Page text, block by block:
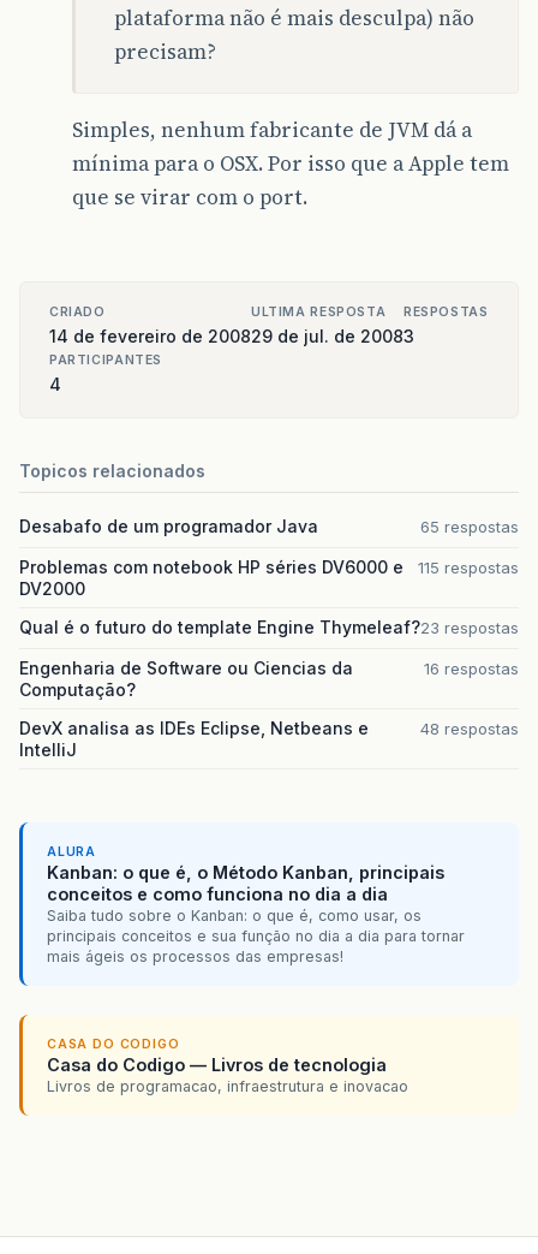
plataforma não é mais desculpa) não
precisam?
Simples, nenhum fabricante de JVM dá a
mínima para o OSX. Por isso que a Apple tem
que se virar com o port.
CRIADO
14 de fevereiro de 2008
ULTIMA RESPOSTA
29 de jul. de 2008
RESPOSTAS
3
PARTICIPANTES
4
Topicos relacionados
Desabafo de um programador Java 65 respostas
Problemas com notebook HP séries DV6000 e
DV2000
115 respostas
Qual é o futuro do template Engine Thymeleaf?23 respostas
Engenharia de Software ou Ciencias da
Computação?
16 respostas
DevX analisa as IDEs Eclipse, Netbeans e
IntelliJ
48 respostas
ALURA
Kanban: o que é, o Método Kanban, principais
conceitos e como funciona no dia a dia
Saiba tudo sobre o Kanban: o que é, como usar, os
principais conceitos e sua função no dia a dia para tornar
mais ágeis os processos das empresas!
CASA DO CODIGO
Casa do Codigo — Livros de tecnologia
Livros de programacao, infraestrutura e inovacao